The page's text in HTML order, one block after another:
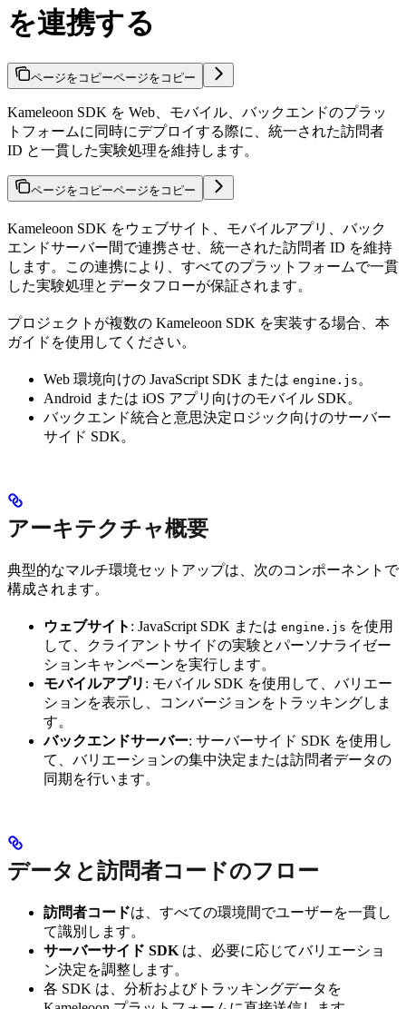
を連携する
ページをコピーページをコピー
Kameleoon SDK を Web、モバイル、バックエンドのプラッ
トフォームに同時にデプロイする際に、統一された訪問者
ID と一貫した実験処理を維持します。
ページをコピーページをコピー
Kameleoon SDK をウェブサイト、モバイルアプリ、バック
エンドサーバー間で連携させ、統一された訪問者 ID を維持
します。この連携により、すべてのプラットフォームで一貫
した実験処理とデータフローが保証されます。
プロジェクトが複数の Kameleoon SDK を実装する場合、本
ガイドを使用してください。
Web 環境向けの JavaScript SDK または engine.js 。
Android または iOS アプリ向けのモバイル SDK。
バックエンド統合と意思決定ロジック向けのサーバー
サイド SDK。
アーキテクチャ概要
典型的なマルチ環境セットアップは、次のコンポーネントで
構成されます。
ウェブサイト : JavaScript SDK または engine.js を使用
して、クライアントサイドの実験とパーソナライゼー
ションキャンペーンを実行します。
モバイルアプリ : モバイル SDK を使用して、バリエー
ションを表示し、コンバージョンをトラッキングしま
す。
バックエンドサーバー: サーバーサイド SDK を使用し
て、バリエーションの集中決定または訪問者データの
同期を行います。
データと訪問者コードのフロー
訪問者コードは、すべての環境間でユーザーを一貫し
て識別します。
サーバーサイド SDK は、必要に応じてバリエーショ
ン決定を調整します。
各 SDK は、分析およびトラッキングデータを